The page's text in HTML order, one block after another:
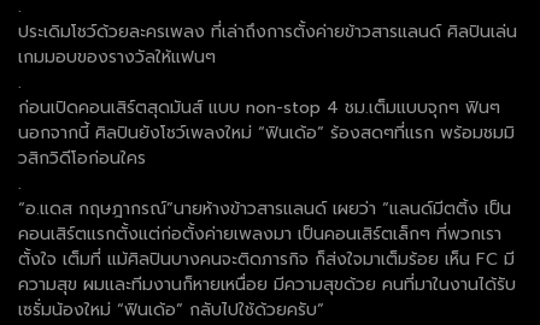
.
ประเดิมโชว์ด้วยละครเพลง ที่เล่าถึงการตั้งค่ายข้าวสารแลนด์ ศิลปินเล่น
เกมมอบของรางวัลให้แฟนๆ
.
ก่อนเปิดคอนเสิร์ตสุดมันส์ แบบ non-stop 4 ชม.เต็มแบบจุกๆ ฟินๆ
นอกจากนี้ ศิลปินยังโชว์เพลงใหม่ “ฟินเด้อ” ร้องสดๆที่แรก พร้อมชมมิ
วสิกวิดีโอก่อนใคร
.
“อ.แดส กฤษฎากรณ์”นายห้างข้าวสารแลนด์ เผยว่า “แลนด์มีตติ้ง เป็น
คอนเสิร์ตแรกตั้งแต่ก่อตั้งค่ายเพลงมา เป็นคอนเสิร์ตเล็กๆ ที่พวกเรา
ตั้งใจ เต็มที่ แม้ศิลปินบางคนจะติดภารกิจ ก็ส่งใจมาเต็มร้อย เห็น FC มี
ความสุข ผมและทีมงานก็หายเหนื่อย มีความสุขด้วย คนที่มาในงานได้รับ
เซรั่มน้องใหม่ “ฟินเด้อ” กลับไปใช้ด้วยครับ”